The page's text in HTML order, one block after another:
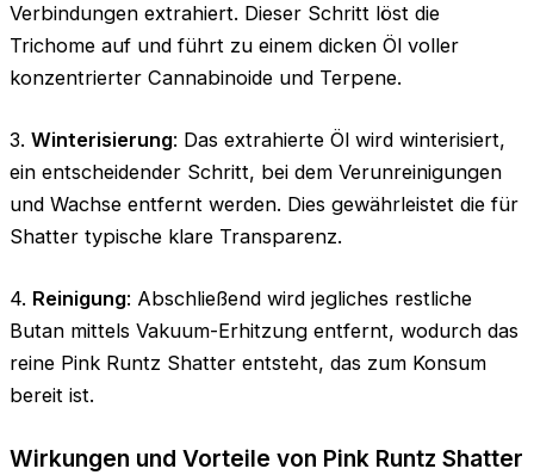
Verbindungen extrahiert. Dieser Schritt löst die
Trichome auf und führt zu einem dicken Öl voller
konzentrierter Cannabinoide und Terpene.
3. Winterisierung: Das extrahierte Öl wird winterisiert,
ein entscheidender Schritt, bei dem Verunreinigungen
und Wachse entfernt werden. Dies gewährleistet die für
Shatter typische klare Transparenz.
4. Reinigung: Abschließend wird jegliches restliche
Butan mittels Vakuum-Erhitzung entfernt, wodurch das
reine Pink Runtz Shatter entsteht, das zum Konsum
bereit ist.
Wirkungen und Vorteile von Pink Runtz Shatter